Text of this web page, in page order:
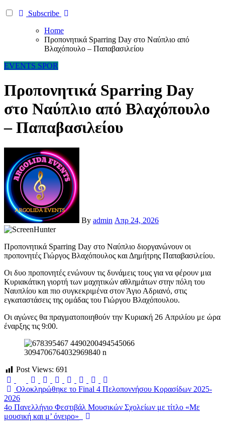
Subscribe
Home
Προπονητικά Sparring Day στο Ναύπλιο από
Βλαχόπουλο – Παπαβασιλείου
EVENTS SPOR
Προπονητικά Sparring Day
στο Ναύπλιο από Βλαχόπουλο
– Παπαβασιλείου
By admin Απρ 24, 2026
Προπονητικά Sparring Day στο Ναύπλιο διοργανώνουν οι
προπονητές Γιώργος Βλαχόπουλος και Δημήτρης Παπαβασιλείου.
Οι δυο προπονητές ενώνουν τις δυνάμεις τους για να φέρουν μια
Κυριακάτικη γιορτή των μαχητικών αθλημάτων στην πόλη του
Ναυπλίου και πιο συγκεκριμένα στον Άγιο Αδριανό, στις
εγκαταστάσεις της ομάδας του Γιώργου Βλαχόπουλου.
Οι αγώνες θα πραγματοποιηθούν την Κυριακή 26 Aπριλίου με ώρα
έναρξης τις 9:00.
Post Views: 691
Πλοήγηση
άρθρων
Oλοκληρώθηκε το Final 4 Πελοποννήσου Κορασίδων 2025-
2026
4ο Πανελλήνιο Φεστιβάλ Μουσικών Σχολείων με τίτλο «Με
μουσική και μ’ όνειρο»